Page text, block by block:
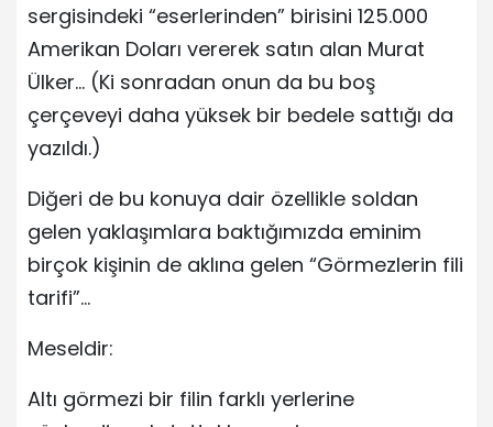
sergisindeki “eserlerinden” birisini 125.000
Amerikan Doları vererek satın alan Murat
Ülker… (Ki sonradan onun da bu boş
çerçeveyi daha yüksek bir bedele sattığı da
yazıldı.)
Diğeri de bu konuya dair özellikle soldan
gelen yaklaşımlara baktığımızda eminim
birçok kişinin de aklına gelen “Görmezlerin fili
tarifi”…
Meseldir:
Altı görmezi bir filin farklı yerlerine